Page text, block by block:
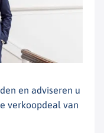
en adviseren u
verkoopdeal van